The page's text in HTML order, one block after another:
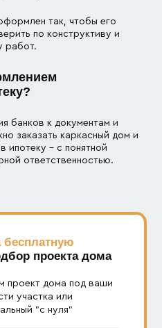
так, чтобы его
по конструктиву и
работ.
банков к документам и
заказать каркасный дом и
ипотеку – с понятной
ответственностью.
бесплатную
проекта дома
проект дома под ваши
участка или
"с нуля"